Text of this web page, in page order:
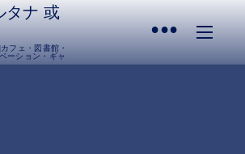
タナ 或
フェ・図書館・
ーション・ギャ
•